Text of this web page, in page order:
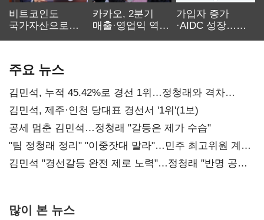
비트코인도
국가자산으로…'
카카오, 2분기
매출·영업익 역대
가입자 증가
·AIDC 성장…
주요 뉴스
김민석, 누적 45.42%로 경선 1위…정청래와 격차
0.86%p(2보)
김민석, 제주·인천 당대표 경선서 '1위'(1보)
공세 멈춘 김민석…정청래 "갈등은 제가 수습"
"팀 정청래 정리" "이중잣대 말라"…민주 최고위원 계파
다툼 격화
김민석 "경선갈등 완전 제로 노력"…정청래 "반명 공세
많이 본 뉴스